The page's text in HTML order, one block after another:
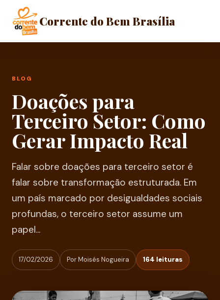
Corrente do Bem Brasília
BLOG
Doações para
Terceiro Setor: Como
Gerar Impacto Real
Falar sobre doações para terceiro setor é
falar sobre transformação estruturada. Em
um país marcado por desigualdades sociais
profundas, o terceiro setor assume um
papel...
17/02/2026 Por Moisés Nogueira 164 leituras